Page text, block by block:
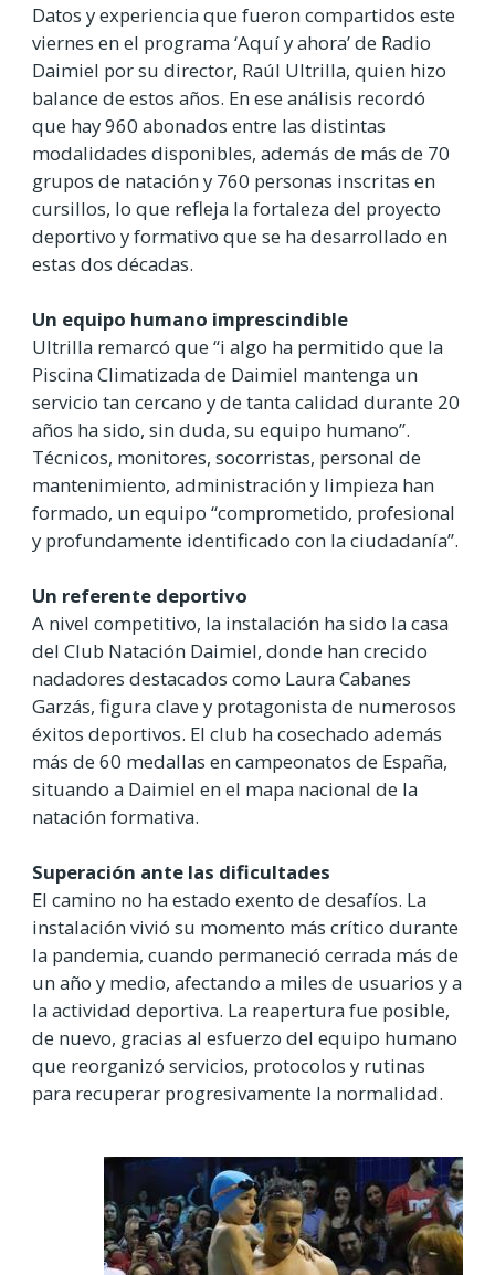
Datos y experiencia que fueron compartidos este
viernes en el programa ‘Aquí y ahora’ de Radio
Daimiel por su director, Raúl Ultrilla, quien hizo
balance de estos años. En ese análisis recordó
que hay 960 abonados entre las distintas
modalidades disponibles, además de más de 70
grupos de natación y 760 personas inscritas en
cursillos, lo que refleja la fortaleza del proyecto
deportivo y formativo que se ha desarrollado en
estas dos décadas.
Un equipo humano imprescindible
Ultrilla remarcó que “i algo ha permitido que la
Piscina Climatizada de Daimiel mantenga un
servicio tan cercano y de tanta calidad durante 20
años ha sido, sin duda, su equipo humano”.
Técnicos, monitores, socorristas, personal de
mantenimiento, administración y limpieza han
formado, un equipo “comprometido, profesional
y profundamente identificado con la ciudadanía”.
Un referente deportivo
A nivel competitivo, la instalación ha sido la casa
del Club Natación Daimiel, donde han crecido
nadadores destacados como Laura Cabanes
Garzás, figura clave y protagonista de numerosos
éxitos deportivos. El club ha cosechado además
más de 60 medallas en campeonatos de España,
situando a Daimiel en el mapa nacional de la
natación formativa.
Superación ante las dificultades
El camino no ha estado exento de desafíos. La
instalación vivió su momento más crítico durante
la pandemia, cuando permaneció cerrada más de
un año y medio, afectando a miles de usuarios y a
la actividad deportiva. La reapertura fue posible,
de nuevo, gracias al esfuerzo del equipo humano
que reorganizó servicios, protocolos y rutinas
para recuperar progresivamente la normalidad.